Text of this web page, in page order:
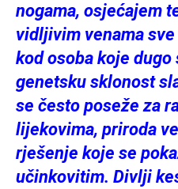
nogama, osjećajem
vidljivim venama
kod osoba koje
genetsku sklonost
se često poseže za
lijekovima, priroda
rješenje koje se
učinkovitim. Divlji